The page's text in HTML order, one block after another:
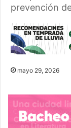
prevención
mayo 29, 2026